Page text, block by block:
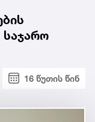
16 წუთის წინ